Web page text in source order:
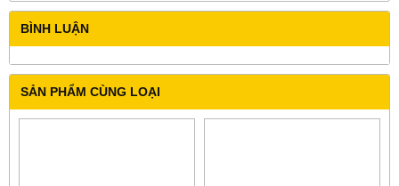
BÌNH LUẬN
SẢN PHẨM CÙNG LOẠI